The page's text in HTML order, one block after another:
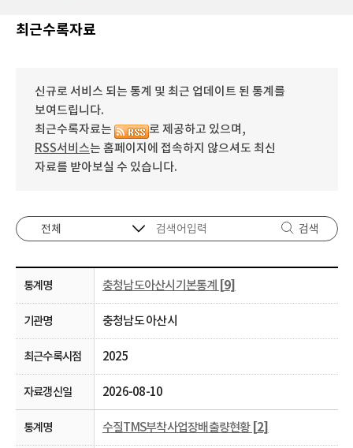
최근수록자료
신규로 서비스 되는 통계 및 최근 업데이트 된 통계를
보여드립니다.
최근수록자료는
로 제공하고 있으며,
RSS서비스는 홈페이지에 접속하지 않으셔도 최신
자료를 받아보실 수 있습니다.
검색
충청남도아산시기본통계 [9]
충청남도 아산시
2025
2026-08-10
수질TMS부착사업장배출량현황 [2]